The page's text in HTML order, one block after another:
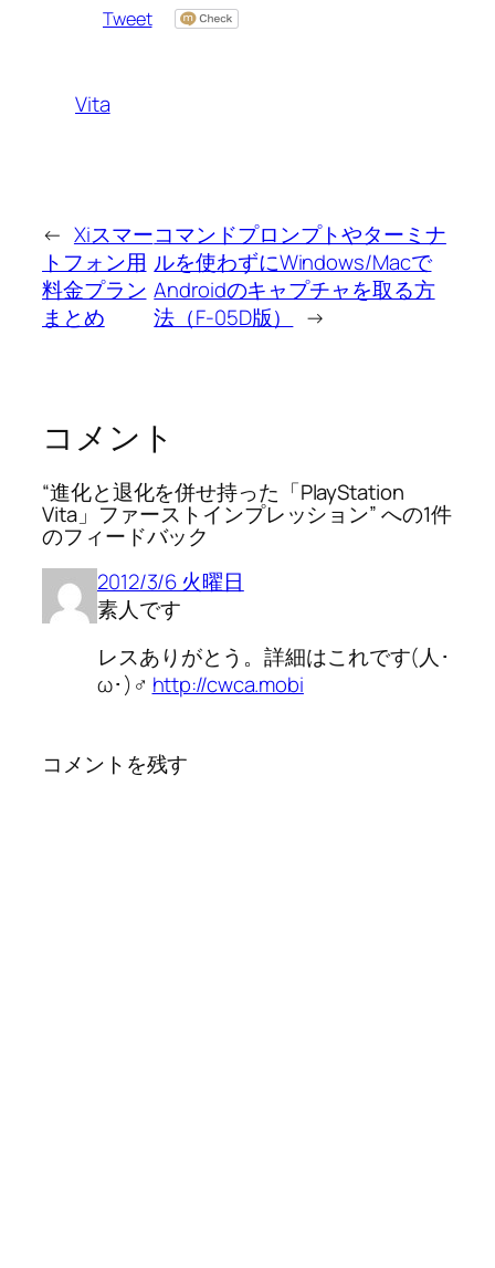
Tweet
Vita
← Xiスマー
トフォン用
料金プラン
まとめ
コマンドプロンプトやターミナ
ルを使わずにWindows/Macで
Androidのキャプチャを取る方
法（F-05D版）
→
コメント
“進化と退化を併せ持った「PlayStation
Vita」ファーストインプレッション” への1件
のフィードバック
2012/3/6 火曜日
素人です
レスありがとう。詳細はこれです(人･
ω･)♂ http://cwca.mobi
コメントを残す